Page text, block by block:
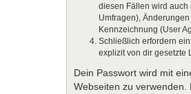
diesen Fällen wird auch
Umfragen),
Kennzeichnung (User
Schließlich erfordern
explizit von dir gesetzte
Dein Passwort wird mit
Webseiten zu